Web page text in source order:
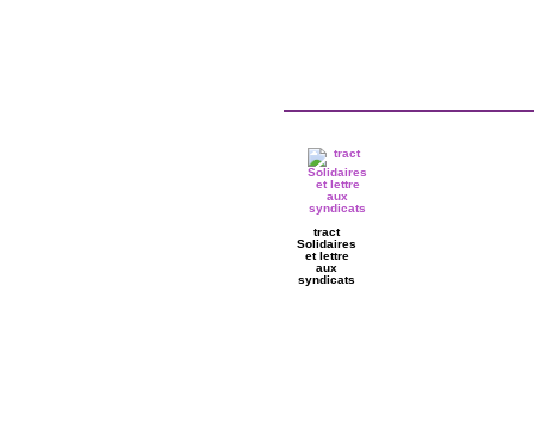
tract
Solidaires
et lettre
aux
syndicats